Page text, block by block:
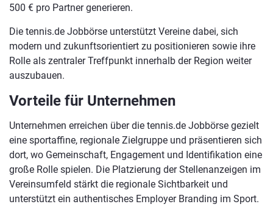
500 € pro Partner generieren.
Die tennis.de Jobbörse unterstützt Vereine dabei, sich
modern und zukunftsorientiert zu positionieren sowie ihre
Rolle als zentraler Treffpunkt innerhalb der Region weiter
auszubauen.
Vorteile für Unternehmen
Unternehmen erreichen über die tennis.de Jobbörse gezielt
eine sportaffine, regionale Zielgruppe und präsentieren sich
dort, wo Gemeinschaft, Engagement und Identifikation eine
große Rolle spielen. Die Platzierung der Stellenanzeigen im
Vereinsumfeld stärkt die regionale Sichtbarkeit und
unterstützt ein authentisches Employer Branding im Sport.